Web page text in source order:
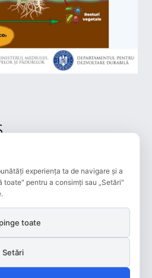
efectuate pe acest site
către Netopia Payments
de 3D-Secure.
experiența ta de navigare și a
pentru a consimți sau „Setări"
toate
Setări